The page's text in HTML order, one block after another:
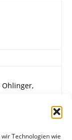
Technologien wie
Ohlinger,
Murtas (?).